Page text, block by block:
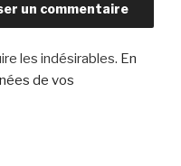
les indésirables. En
de vos